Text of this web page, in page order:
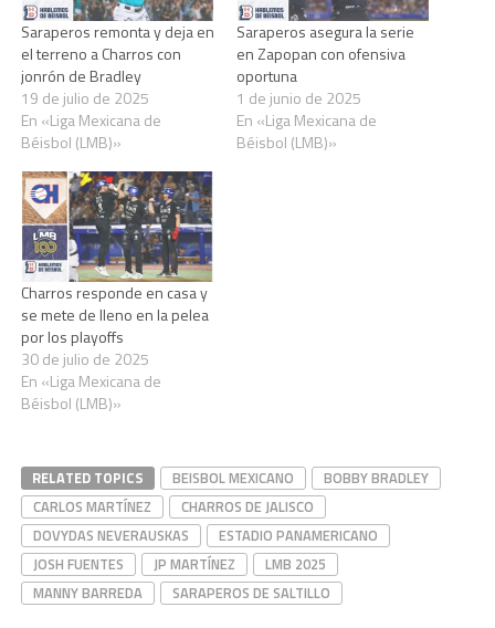
Saraperos remonta y deja en
el terreno a Charros con
jonrón de Bradley
19 de julio de 2025
En «Liga Mexicana de
Béisbol (LMB)»
Saraperos asegura la serie
en Zapopan con ofensiva
oportuna
1 de junio de 2025
En «Liga Mexicana de
Béisbol (LMB)»
Charros responde en casa y
se mete de lleno en la pelea
por los playoffs
30 de julio de 2025
En «Liga Mexicana de
Béisbol (LMB)»
RELATED TOPICS BEISBOL MEXICANO
BOBBY BRADLEY
CARLOS MARTÍNEZ
CHARROS DE JALISCO
DOVYDAS NEVERAUSKAS
ESTADIO PANAMERICANO
JOSH FUENTES
JP MARTÍNEZ
LMB 2025
MANNY BARREDA
SARAPEROS DE SALTILLO